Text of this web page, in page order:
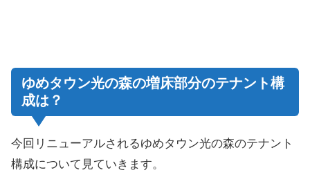
ゆめタウン光の森の増床部分のテナント構
成は？
今回リニューアルされるゆめタウン光の森のテナント
構成について見ていきます。